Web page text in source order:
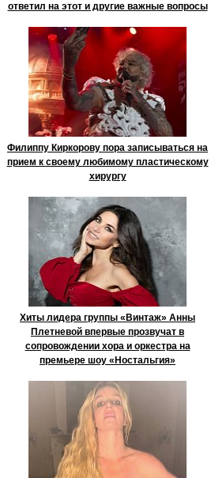
ответил на этот и другие важные вопросы
Филиппу Киркорову пора записываться на
прием к своему любимому пластическому
хирургу
Хиты лидера группы «Винтаж» Анны
Плетневой впервые прозвучат в
сопровождении хора и оркестра на
премьере шоу «Ностальгия»